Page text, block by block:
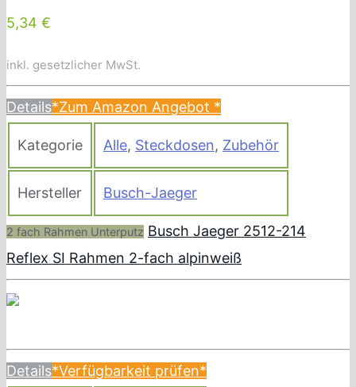
5,34 €
inkl. gesetzlicher MwSt.
Details*Zum Amazon Angebot *
Kategorie Alle, Steckdosen, Zubehör
Hersteller Busch-Jaeger
2 fach Rahmen Unterputz Busch Jaeger 2512-214
Reflex SI Rahmen 2-fach alpinweiß
Details*Verfügbarkeit prüfen*